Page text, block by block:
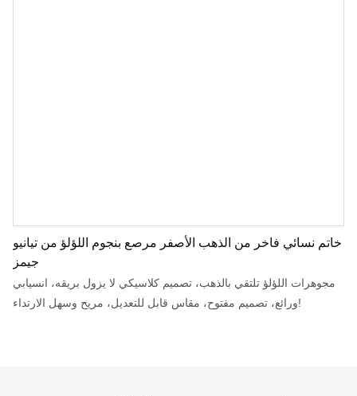
خاتم نسائي فاخر من الذهب الأصفر مرصع بنجوم اللؤلؤ من تيانيو
جيمز
مجوهرات اللؤلؤ تلتقي بالذهب، تصميم كلاسيكي لا يزول بريقه، انسيابي
ورائع، تصميم مفتوح، مقاس قابل للتعديل، مريح وسهل الارتداء!